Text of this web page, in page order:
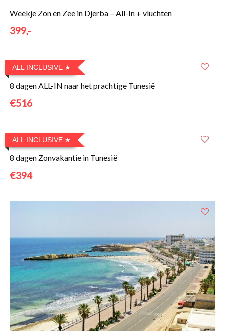
Weekje Zon en Zee in Djerba – All-In + vluchten
399,-
ALL INCLUSIVE
8 dagen ALL-IN naar het prachtige Tunesië
€516
ALL INCLUSIVE
8 dagen Zonvakantie in Tunesië
€394